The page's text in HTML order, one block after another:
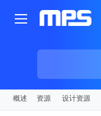
概述 资源 设计资源